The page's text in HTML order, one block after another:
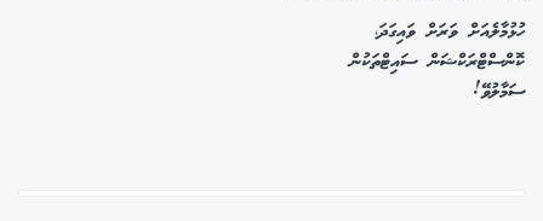
ހުޅުމާލެއަށް ވަރަށް ވައިގަދަ،
ކޮންސްޓްރަކްޝަން ސައިޓްތަކުން
ސަމާލުވޭ!